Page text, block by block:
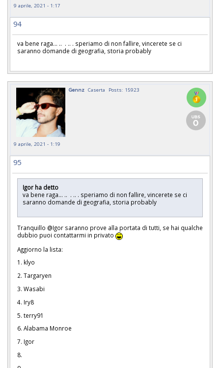
9 aprile, 2021 - 1:17
94
va bene raga... .. . .. . speriamo di non fallire, vincerete se ci
saranno domande di geografia, storia probably
Gennz Caserta Posts: 15923
9 aprile, 2021 - 1:19
95
Igor ha detto
va bene raga... .. . .. . speriamo di non fallire, vincerete se ci
saranno domande di geografia, storia probably
Tranquillo @Igor saranno prove alla portata di tutti, se hai qualche
dubbio puoi contattarmi in privato
Aggiorno la lista:
1. klyo
2. Targaryen
3. Wasabi
4. Iry8
5. terry91
6. Alabama Monroe
7. Igor
8.